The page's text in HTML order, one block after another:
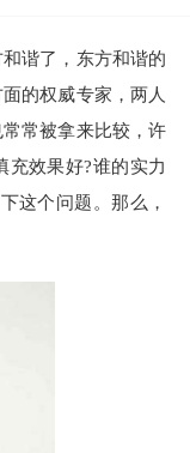
谐了，东方和谐的
的权威专家，两人
常被拿来比较，许
充效果好?谁的实力
这个问题。那么，